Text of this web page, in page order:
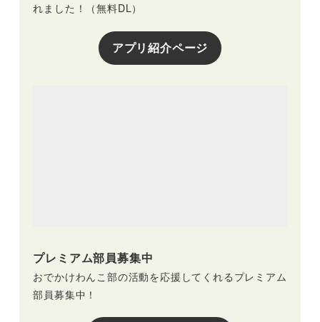
れました！（無料DL）
アプリ紹介ページ
プレミアム部員募集中
おでかけわんこ部の活動を応援してくれるプレミアム
部員募集中！